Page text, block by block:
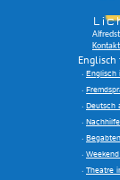
Englisch
Englisch
Deutsch
Theatre